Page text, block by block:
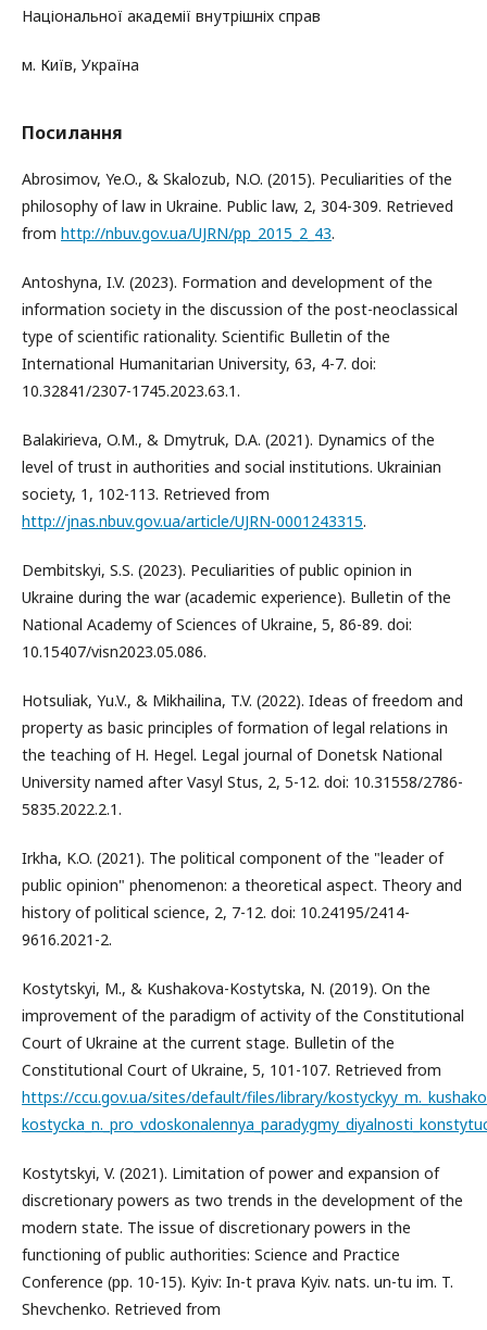
Національної академії внутрішніх справ
м. Київ, Україна
Посилання
Abrosimov, Ye.O., & Skalozub, N.O. (2015). Peculiarities of the
philosophy of law in Ukraine. Public law, 2, 304-309. Retrieved
from http://nbuv.gov.ua/UJRN/pp_2015_2_43.
Antoshyna, I.V. (2023). Formation and development of the
information society in the discussion of the post-neoclassical
type of scientific rationality. Scientific Bulletin of the
International Humanitarian University, 63, 4-7. doi:
10.32841/2307-1745.2023.63.1.
Balakirieva, O.M., & Dmytruk, D.A. (2021). Dynamics of the
level of trust in authorities and social institutions. Ukrainian
society, 1, 102-113. Retrieved from
http://jnas.nbuv.gov.ua/article/UJRN-0001243315.
Dembitskyi, S.S. (2023). Peculiarities of public opinion in
Ukraine during the war (academic experience). Bulletin of the
National Academy of Sciences of Ukraine, 5, 86-89. doi:
10.15407/visn2023.05.086.
Hotsuliak, Yu.V., & Mikhailina, T.V. (2022). Ideas of freedom and
property as basic principles of formation of legal relations in
the teaching of H. Hegel. Legal journal of Donetsk National
University named after Vasyl Stus, 2, 5-12. doi: 10.31558/2786-
5835.2022.2.1.
Irkha, K.O. (2021). The political component of the "leader of
public opinion" phenomenon: a theoretical aspect. Theory and
history of political science, 2, 7-12. doi: 10.24195/2414-
9616.2021-2.
Kostytskyi, M., & Kushakova-Kostytska, N. (2019). On the
improvement of the paradigm of activity of the Constitutional
Court of Ukraine at the current stage. Bulletin of the
Constitutional Court of Ukraine, 5, 101-107. Retrieved from
https://ccu.gov.ua/sites/default/files/library/
Kostytskyi, V. (2021). Limitation of power and expansion of
discretionary powers as two trends in the development of the
modern state. The issue of discretionary powers in the
functioning of public authorities: Science and Practice
Conference (pp. 10-15). Kyiv: In-t prava Kyiv. nats. un-tu im. T.
Shevchenko. Retrieved from